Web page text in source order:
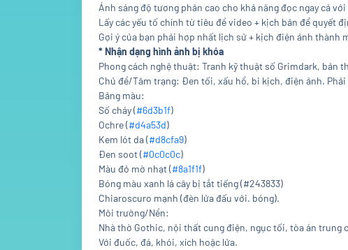
Ánh sáng độ tương phản cao cho khả năng đọc ngay cả
Lấy các yếu tố chính từ tiêu đề video + kịch bản để quyết
Gợi ý của bạn phải hợp nhất lịch sử + kịch điện ảnh thành
* Nhận dạng hình ảnh bị khóa
Phong cách nghệ thuật: Tranh kỹ thuật số Grimdark, bản
Chủ đề/Tâm trạng: Đen tối, xấu hổ, bi kịch, điện ảnh.
Bảng màu:
Số cháy (#6d3b1f)
Ochre (#d4a53d)
Kem lót da (#d8cfa9)
Đen soot (#0c0c0c)
Màu đỏ mờ nhạt (#8a1f1f)
Bóng màu xanh lá cây bị tắt tiếng (#243833)
Chiaroscuro mạnh (đèn lửa đấu với. bóng).
Môi trường/Nền:
Nhà thờ Gothic, nội thất cung điện, ngục tối, tòa án trung
Với đuốc, đá, khói, xích hoặc lửa.